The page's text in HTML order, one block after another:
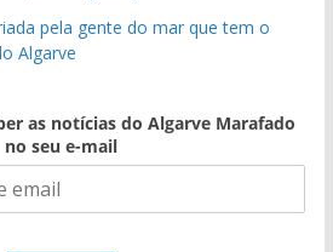
pela gente do mar que tem o
Algarve
as notícias do Algarve Marafado
no seu e-mail